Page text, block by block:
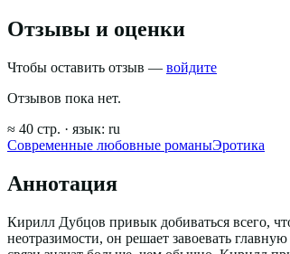
Отзывы и оценки
Чтобы оставить отзыв — войдите
Отзывов пока нет.
≈ 40 стр. · язык: ru
Современные любовные романыЭротика
Аннотация
Кирилл Дубцов привык добиваться всего,
неотразимости, он решает завоевать